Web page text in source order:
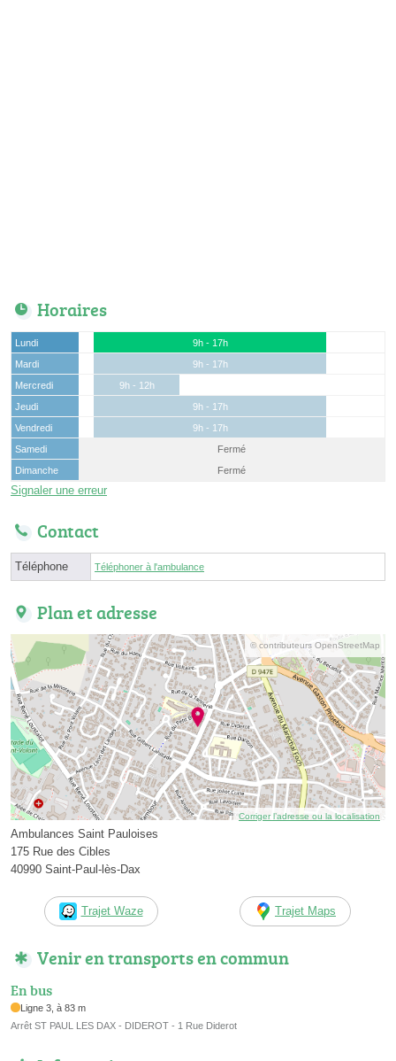
Horaires
Lundi
9h - 17h
Mardi
9h - 17h
Mercredi
9h - 12h
Jeudi
9h - 17h
Vendredi
9h - 17h
Samedi
Fermé
Dimanche
Fermé
Signaler une erreur
Contact
Téléphone Téléphoner à l'ambulance
Plan et adresse
© contributeurs OpenStreetMap
Corriger l’adresse ou la localisation
Ambulances Saint Pauloises
175 Rue des Cibles
40990 Saint-Paul-lès-Dax
Trajet Waze Trajet Maps
Venir en transports en commun
En bus
Ligne 3, à 83 m
Arrêt ST PAUL LES DAX - DIDEROT - 1 Rue Diderot